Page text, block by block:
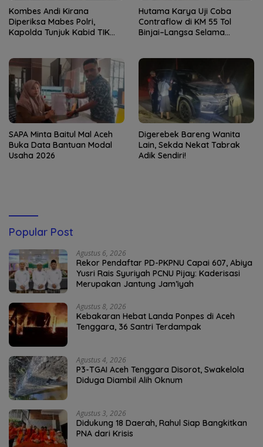
Kombes Andi Kirana
Diperiksa Mabes Polri,
Kapolda Tunjuk Kabid TIK
Hutama Karya Uji Coba
Contraflow di KM 55 Tol
Binjai–Langsa Selama
SAPA Minta Baitul Mal Aceh
Buka Data Bantuan Modal
Usaha 2026
Digerebek Bareng Wanita
Lain, Sekda Nekat Tabrak
Adik Sendiri!
Popular Post
Agustus 6, 2026
Rekor Pendaftar PD-PKPNU Capai 607, Abiya
Yusri Rais Syuriyah PCNU Pijay: Kaderisasi
Merupakan Jantung Jam’iyah
Agustus 8, 2026
Kebakaran Hebat Landa Ponpes di Aceh
Tenggara, 36 Santri Terdampak
Agustus 4, 2026
P3-TGAI Aceh Tenggara Disorot, Swakelola
Diduga Diambil Alih Oknum
Agustus 3, 2026
Didukung 18 Daerah, Rahul Siap Bangkitkan
PNA dari Krisis